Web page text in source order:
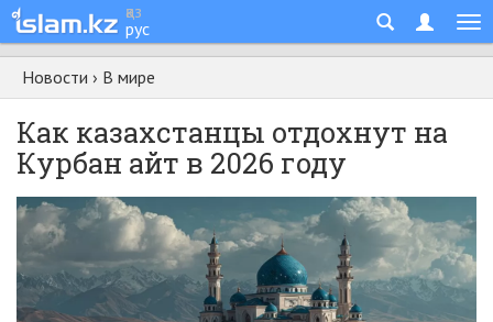
қаз
рус
Новости › В мире
Как казахстанцы отдохнут на
Курбан айт в 2026 году